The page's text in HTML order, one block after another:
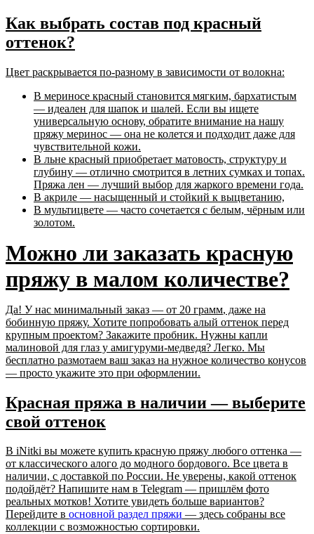
Как выбрать состав под красный
оттенок?
Цвет раскрывается по-разному в зависимости от волокна:
В мериносе красный становится мягким, бархатистым
— идеален для шапок и шалей. Если вы ищете
универсальную основу, обратите внимание на нашу
пряжу меринос — она не колется и подходит даже для
чувствительной кожи.
В льне красный приобретает матовость, структуру и
глубину — отлично смотрится в летних сумках и топах.
Пряжа лен — лучший выбор для жаркого времени года.
В акриле — насыщенный и стойкий к выцветанию,
В мультицвете — часто сочетается с белым, чёрным или
золотом.
Можно ли заказать красную
пряжу в малом количестве?
Да! У нас минимальный заказ — от 20 грамм, даже на
бобинную пряжу. Хотите попробовать алый оттенок перед
крупным проектом? Закажите пробник. Нужны капли
малиновой для глаз у амигуруми-медведя? Легко. Мы
бесплатно размотаем ваш заказ на нужное количество конусов
— просто укажите это при оформлении.
Красная пряжа в наличии — выберите
свой оттенок
В iNitki вы можете купить красную пряжу любого оттенка —
от классического алого до модного бордового. Все цвета в
наличии, с доставкой по России. Не уверены, какой оттенок
подойдёт? Напишите нам в Telegram — пришлём фото
реальных мотков! Хотите увидеть больше вариантов?
Перейдите в основной раздел пряжи — здесь собраны все
коллекции с возможностью сортировки.